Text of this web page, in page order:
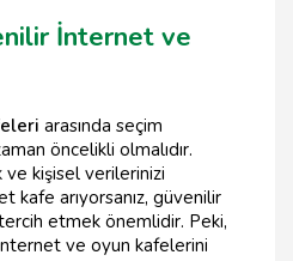
İnternet ve
arasında seçim
öncelikli olmalıdır.
kişisel verilerinizi
kafe arıyorsanız, güvenilir
etmek önemlidir. Peki,
ve oyun kafelerini